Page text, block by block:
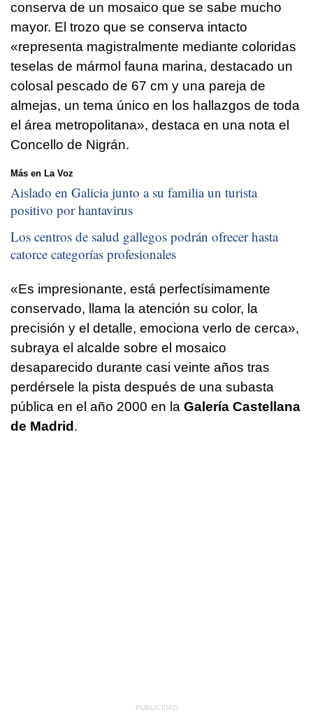
conserva de un mosaico que se sabe mucho
mayor. El trozo que se conserva intacto
«representa magistralmente mediante coloridas
teselas de mármol fauna marina, destacado un
colosal pescado de 67 cm y una pareja de
almejas, un tema único en los hallazgos de toda
el área metropolitana», destaca en una nota el
Concello de Nigrán.
Más en La Voz
Aislado en Galicia junto a su familia un turista
positivo por hantavirus
Los centros de salud gallegos podrán ofrecer hasta
catorce categorías profesionales
«Es impresionante, está perfectísimamente
conservado, llama la atención su color, la
precisión y el detalle, emociona verlo de cerca»,
subraya el alcalde sobre el mosaico
desaparecido durante casi veinte años tras
perdérsele la pista después de una subasta
pública en el año 2000 en la Galería Castellana
de Madrid.